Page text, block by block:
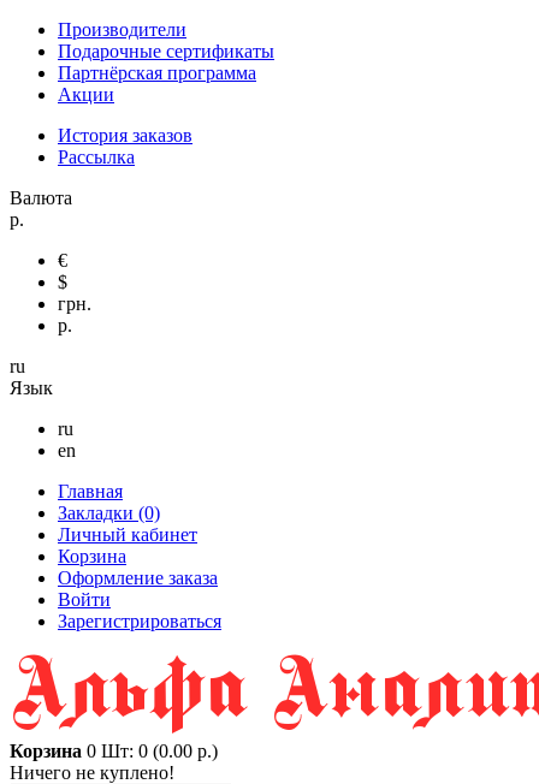
Производители
Подарочные сертификаты
Партнёрская программа
Акции
История заказов
Рассылка
Валюта
р.
€
$
грн.
р.
ru
Язык
ru
en
Главная
Закладки (0)
Личный кабинет
Корзина
Оформление заказа
Войти
Зарегистрироваться
Корзина 0 Шт: 0 (0.00 р.)
Ничего не куплено!